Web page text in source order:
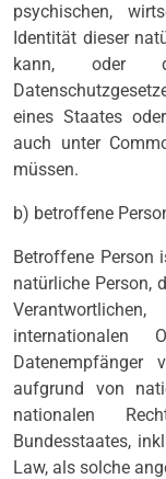
psychischen,
Identität dieser
kann, oder
eines Staates
auch unter
müssen.
b) betroffene
Betroffene Person
natürliche Person,
internationalen
Datenempfänger
aufgrund von
nationalen
Bundesstaates,
Law, als solche